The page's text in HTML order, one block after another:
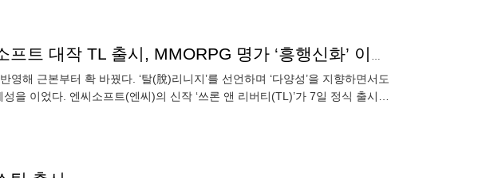
이용자 약속 지켰다→확 바뀐 엔씨소프트 대작 TL 출시, MMORPG 명가 ‘흥행신화’ 이을까[SS시선집중]
해 근본부터 확 바꿨다. ‘탈(脫)리니지’를 선언하며 ‘다양성’을 지향하면서도
을 이었다. 엔씨소프트(엔씨)의 신작 ‘쓰론 앤 리버티(TL)’가 7일 정식 출시한